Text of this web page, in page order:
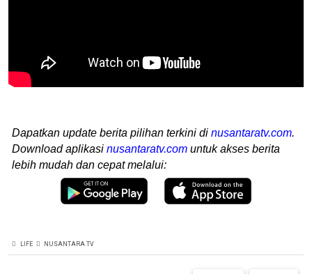
Dapatkan update berita pilihan terkini di nusantaratv.com.
Download aplikasi nusantaratv.com untuk akses berita
lebih mudah dan cepat melalui:
LIFE NUSANTARA TV